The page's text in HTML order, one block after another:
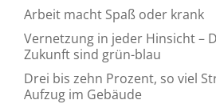
Arbeit macht Spaß oder krank
Vernetzung in jeder Hinsicht –
Zukunft sind grün-blau
Drei bis zehn Prozent, so viel
Aufzug im Gebäude